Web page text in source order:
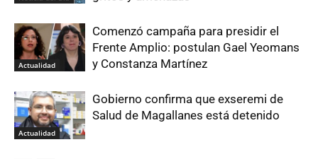
Actualidad
Comenzó campaña para presidir el
Frente Amplio: postulan Gael Yeomans
y Constanza Martínez
Actualidad
Gobierno confirma que exseremi de
Salud de Magallanes está detenido